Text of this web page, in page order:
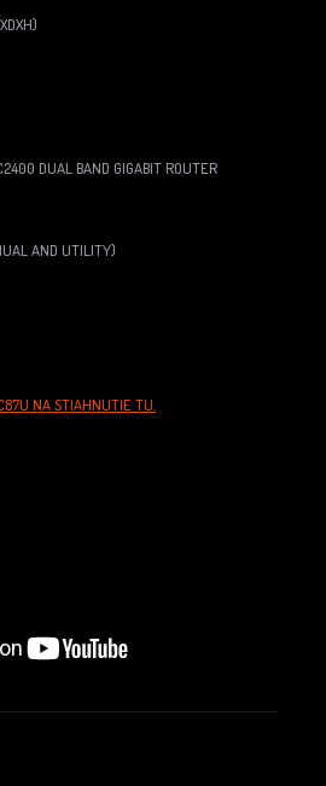
DUAL BAND GIGABIT ROUTER
AND UTILITY)
NA STIAHNUTIE TU.